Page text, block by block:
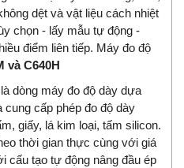
dệt và vật liệu cách nhiệt
chọn - lấy mẫu tự động -
điểm liên tiếp. Máy đo độ
và C640H
dòng máy đo độ dày dựa
cấp phép đo độ dày
giấy, lá kim loại, tấm silicon.
thời gian thực cùng với giá
cấu tạo tự động nâng đầu ép